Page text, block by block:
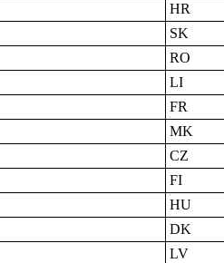
HR
SK
RO
LI
FR
MK
CZ
FI
HU
DK
LV